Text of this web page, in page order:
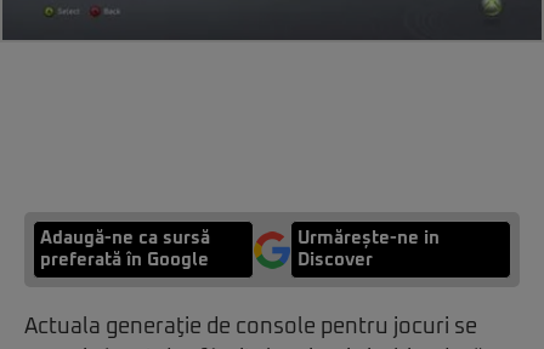
Adaugă-ne ca sursă
preferată în Google
Urmărește-ne in
Discover
Actuala generaţie de console pentru jocuri se